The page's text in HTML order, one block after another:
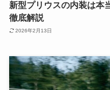
新型プリウスの内装は本
徹底解説
2026年2月13日